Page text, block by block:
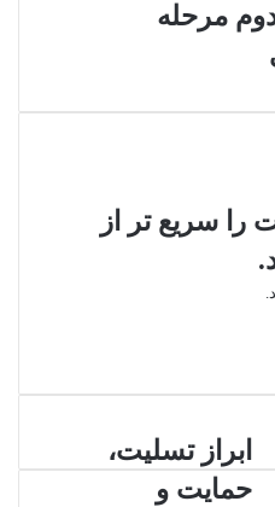
دوم مرحله
را سریع تر از
ابراز تسلیت،
حمایت و